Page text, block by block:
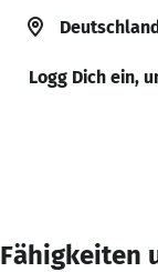
Logg Dich ein,
Fähigkeiten